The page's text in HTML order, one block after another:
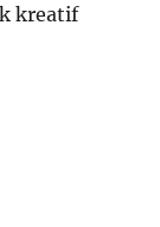
kreatif